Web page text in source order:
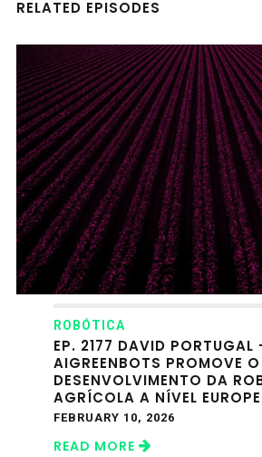
RELATED EPISODES
ROBÓTICA
EP. 2177 DAVID PORTUGAL
AIGREENBOTS PROMOVE O
DESENVOLVIMENTO DA
AGRÍCOLA A NÍVEL
FEBRUARY 10, 2026
READ MORE